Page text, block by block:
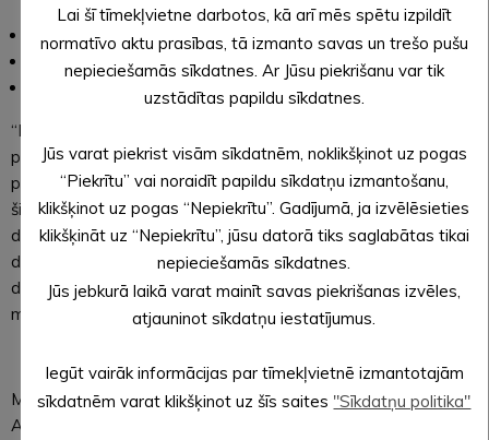
Klātienē – izvēlētās pašvaldības teritorijā;
Attālināti – ar pasniedzēja / mentora atbalstu;
Pašmācību ceļā – patstāvīgi tiešsaistē.
“Domāju, ka manas digitālo prasmju zināšanas jau ir
pietiekamas, bet mācībās atklāju daudz jaunu lietu –
piemēram, kā izmantot e-parakstu un e-adresi. Izrādījās, ka
šie rīki var būt ļoti ērti un ietaupīt daudz laika gan ikdienā,
darbā, gan pildot darba pienākumus ikdienā. Tagad
dokumentus varu parakstīt un nosūtīt pāris minūtēs, nevis
drukāt un skenēt. Ļoti noderīgi gan darbā, gan ikdienā,” stāsta
mācību dalībniece Laura.
Mācībām var pieteikties vairākos veidos: klātienē, apmeklējot
Alūksnes novada pašvaldības Izglītības pārvaldi Dārza ielā
Lai šī tīmekļvietne darbotos, kā arī mēs spētu izpildīt
normatīvo aktu prasības, tā izmanto savas un trešo pušu
nepieciešamās sīkdatnes. Ar Jūsu piekrišanu var tik
uzstādītas papildu sīkdatnes.
Jūs varat piekrist visām sīkdatnēm, noklikšķinot uz pogas
“Piekrītu” vai noraidīt papildu sīkdatņu izmantošanu,
klikšķinot uz pogas “Nepiekrītu”. Gadījumā, ja izvēlēsieties
klikšķināt uz “Nepiekrītu”, jūsu datorā tiks saglabātas tikai
nepieciešamās sīkdatnes.
Jūs jebkurā laikā varat mainīt savas piekrišanas izvēles,
atjauninot sīkdatņu iestatījumus.
Iegūt vairāk informācijas par tīmekļvietnē izmantotajām
sīkdatnēm varat klikšķinot uz šīs saites "Sīkdatņu politika"